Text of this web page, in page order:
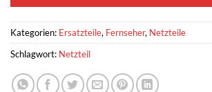
Kategorien: Ersatzteile, Fernseher, Netzteile
Schlagwort: Netzteil